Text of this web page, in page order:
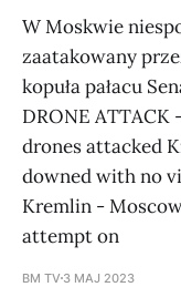
W Moskwie
zaatakowany
kopuła pałacu
DRONE ATTACK
drones attacked
downed with no
Kremlin -
attempt on
BM TV 3 MAJ 2023